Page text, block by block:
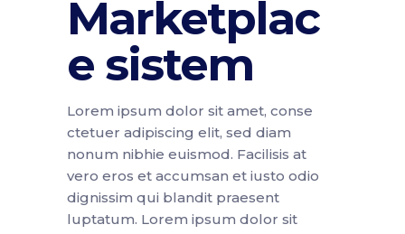
Marketplac
e sistem
Lorem ipsum dolor sit amet, conse
ctetuer adipiscing elit, sed diam
nonum nibhie euismod. Facilisis at
vero eros et accumsan et iusto odio
dignissim qui blandit praesent
luptatum. Lorem ipsum dolor sit